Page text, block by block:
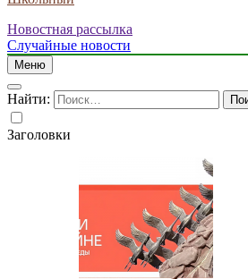
Новостная рассылка
Случайные новости
Меню
Найти:
Заголовки